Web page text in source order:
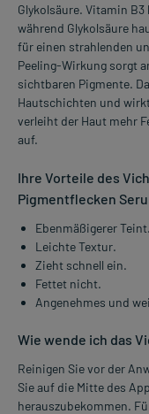
Glykolsäure. Vitamin
während Glykolsäure
für einen strahlenden
Peeling-Wirkung sorgt
sichtbaren Pigmente.
Hautschichten und
verleiht der Haut mehr
auf.
Ihre Vorteile des
Pigmentflecken
Ebenmäßigerer Teint.
Leichte Textur.
Zieht schnell ein.
Fettet nicht.
Angenehmes und
Wie wende ich das
Reinigen Sie vor der
Sie auf die Mitte des
herauszubekommen.